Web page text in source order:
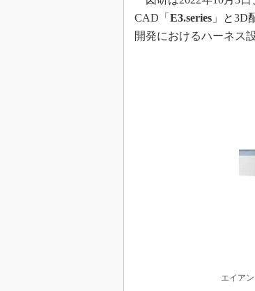
CAD「 E3.series 」と3D
開発におけるハーネス
エイア